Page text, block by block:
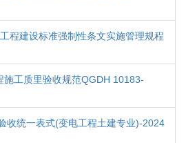
程建设标准强制性条文实施管理规程
施工质里验收规范QGDH 10183-
收统一表式(变电工程土建专业)-2024